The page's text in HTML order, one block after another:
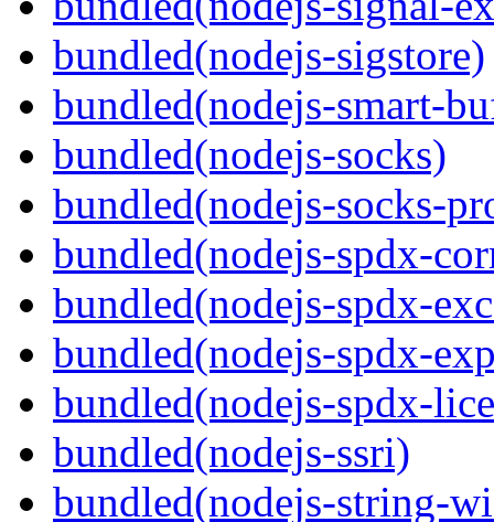
bundled(nodejs-sigstore)
bundled(nodejs-smart-
bundled(nodejs-socks)
bundled(nodejs-socks-
bundled(nodejs-spdx-
bundled(nodejs-spdx-
bundled(nodejs-spdx-
bundled(nodejs-spdx-
bundled(nodejs-ssri)
bundled(nodejs-string-